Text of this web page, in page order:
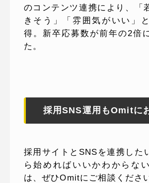
のコンテンツ連携により、「
きそう」「雰囲気がいい」
得。新卒応募数が前年の2倍
た。
採用SNS運用もOmitに
採用サイトとSNSを連携した
ら始めればいいかわからな
は、ぜひOmitにご相談くださ